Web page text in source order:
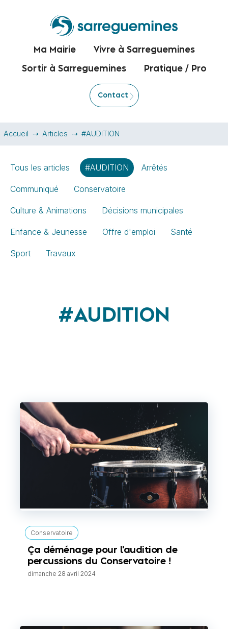
Ma Mairie Vivre à Sarreguemines
Sortir à Sarreguemines Pratique / Pro
Contact
Accueil Articles #AUDITION
Tous les articles #AUDITION Arrêtés
Communiqué Conservatoire
Culture & Animations Décisions municipales
Enfance & Jeunesse Offre d'emploi Santé
Sport Travaux
#AUDITION
Conservatoire
Ça déménage pour l'audition de
percussions du Conservatoire !
dimanche 28 avril 2024